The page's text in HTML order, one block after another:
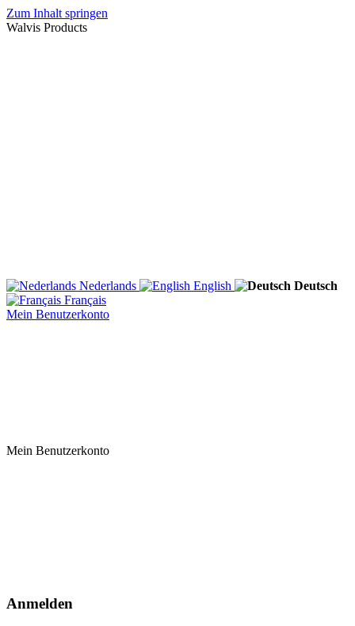
Zum Inhalt springen
Walvis Products
Nederlands English
Deutsch
Français
Mein Benutzerkonto
Mein Benutzerkonto
Anmelden